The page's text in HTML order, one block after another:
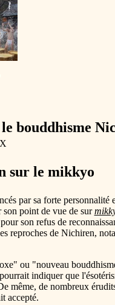
bouddhisme
sur le mikkyo
par sa forte
son point de vue de sur
son refus de
reproches de Nichiren,
ou "nouveau
indiquer que
même, de nombreux
accepté.